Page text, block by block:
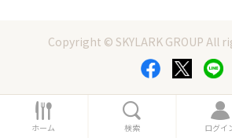
Copyright © SKYLARK GROUP All
ホ
ー
ホーム 索
検索 ログイ